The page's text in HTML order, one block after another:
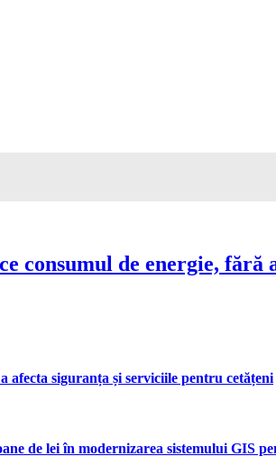
consumul de energie, fără
afecta siguranța și serviciile pentru cetățeni
de lei în modernizarea sistemului GIS